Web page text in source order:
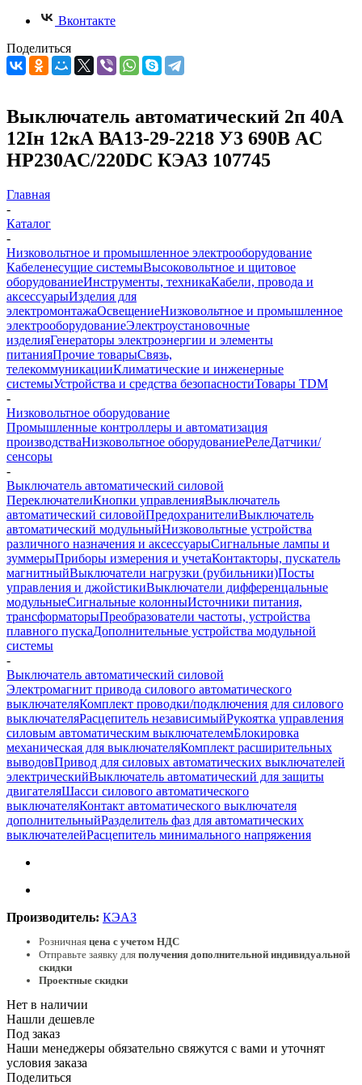
Вконтакте
Поделиться
Выключатель автоматический 2п 40А
12Iн 12кА ВА13-29-2218 У3 690В AC
НР230AC/220DC КЭАЗ 107745
Главная
-
Каталог
-
Низковольтное и промышленное электрооборудование
Кабеленесущие системыВысоковольтное и щитовое
оборудованиеИнструменты, техникаКабели, провода и
аксессуарыИзделия для
электромонтажаОсвещениеНизковольтное и промышленное
электрооборудованиеЭлектроустановочные
изделияГенераторы электроэнергии и элементы
питанияПрочие товарыСвязь,
телекоммуникацииКлиматические и инженерные
системыУстройства и средства безопасностиТовары TDM
-
Низковольтное оборудование
Промышленные контроллеры и автоматизация
производстваНизковольтное оборудованиеРелеДатчики/
сенсоры
-
Выключатель автоматический силовой
ПереключателиКнопки управленияВыключатель
автоматический силовойПредохранителиВыключатель
автоматический модульныйНизковольтные устройства
различного назначения и аксессуарыСигнальные лампы и
зуммерыПриборы измерения и учетаКонтакторы, пускатель
магнитныйВыключатели нагрузки (рубильники)Посты
управления и джойстикиВыключатели дифференцальные
модульныеСигнальные колонныИсточники питания,
трансформаторыПреобразователи частоты, устройства
плавного пускаДополнительные устройства модульной
системы
-
Выключатель автоматический силовой
Электромагнит привода силового автоматического
выключателяКомплект проводки/подключения для силового
выключателяРасцепитель независимыйРукоятка управления
силовым автоматическим выключателемБлокировка
механическая для выключателяКомплект расширительных
выводовПривод для силовых автоматических выключателей
электрическийВыключатель автоматический для защиты
двигателяШасси силового автоматического
выключателяКонтакт автоматического выключателя
дополнительныйРазделитель фаз для автоматических
выключателейРасцепитель минимального напряжения
Производитель: КЭАЗ
Розничная цена с учетом НДС
Отправьте заявку для получения дополнительной индивидуальной
скидки
Проектные скидки
Нет в наличии
Нашли дешевле
Под заказ
Наши менеджеры обязательно свяжутся с вами и уточнят
условия заказа
Поделиться